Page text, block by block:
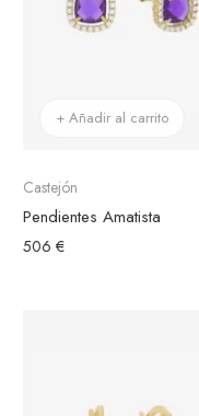
+ Añadir al carrito
Castejón
Pendientes Amatista
506 €